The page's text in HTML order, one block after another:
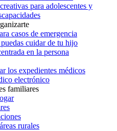
para adolescentes y
casos de emergencia
cuidar de tu hijo
en la persona
los expedientes médicos
electrónico
familiares
rurales